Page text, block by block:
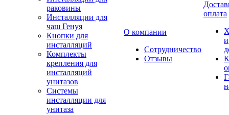
раковины
Инсталляции для
чаш Генуя
Кнопки для
инсталляций
Комплекты
крепления для
инсталляций
унитазов
Системы
инсталляции для
унитаза
О компании
Сотрудничество
Отзывы
оплата
и